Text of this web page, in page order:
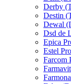
Derby
Destin
Dewal
Dsd de
Epica
Estel
Farcom